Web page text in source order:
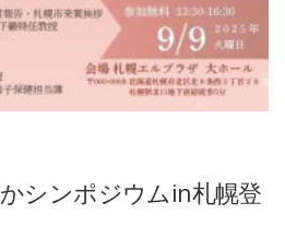
シンポジウムin札幌登